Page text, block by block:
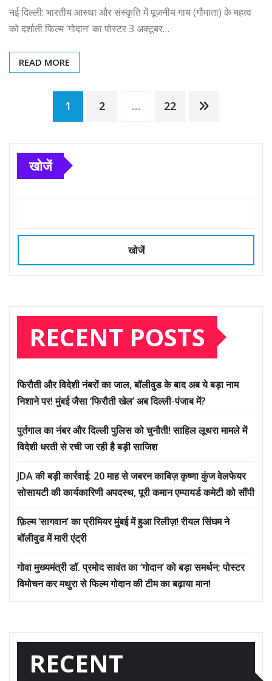
नई दिल्ली: भारतीय आस्था और संस्कृति में पूजनीय गाय (गौमाता) के महत्व
को दर्शाती फिल्म ‘गोदान’ का पोस्टर 3 अक्टूबर…
READ MORE
Posts
pagination
1 2 … 22
खोजें
खोजें
RECENT POSTS
फिरौती और विदेशी नंबरों का जाल, बॉलीवुड के बाद अब ये बड़ा नाम
निशाने पर! मुंबई जैसा ‘फिरौती खेल’ अब दिल्ली-पंजाब में?
पुर्तगाल का नंबर और दिल्ली पुलिस को चुनौती! साहिल लूथरा मामले में
विदेशी धरती से रची जा रही है बड़ी साजिश
JDA की बड़ी कार्रवाई: 20 माह से जबरन काबिज़ कृष्णा कुंज वेलफेयर
सोसायटी की कार्यकारिणी अपदस्थ, पूरी कमान एम्पायर्ड कमेटी को सौंपी
फ़िल्म ‘सागवान’ का प्रीमियर मुंबई में हुआ रिलीज़! रीयल सिंघम ने
बॉलीवुड में मारी एंट्री
गोवा मुख्यमंत्री डॉ. प्रमोद सावंत का ‘गोदान’ को बड़ा समर्थन; पोस्टर
विमोचन कर मथुरा से फिल्म गोदान की टीम का बढ़ाया मान!
RECENT